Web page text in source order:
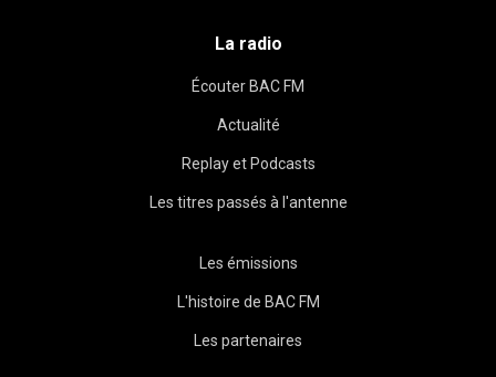
La radio
Écouter BAC FM
Actualité
Replay et Podcasts
Les titres passés à l'antenne
Les émissions
L'histoire de BAC FM
Les partenaires